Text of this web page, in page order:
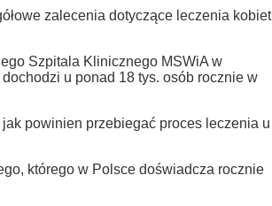
zalecenia dotyczące leczenia kobiet
Szpitala Klinicznego MSWiA w
u ponad 18 tys. osób rocznie w
powinien przebiegać proces leczenia u
którego w Polsce doświadcza rocznie